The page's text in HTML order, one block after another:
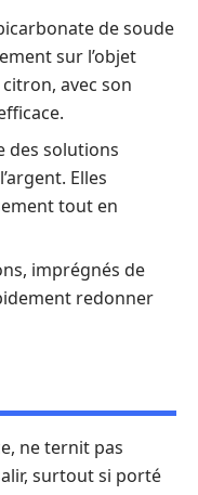
de soude
sur l’objet
avec son
des solutions
Elles
tout en
imprégnés de
redonner
ne ternit pas
surtout si porté